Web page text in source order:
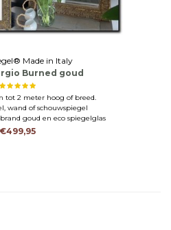
Made in Italy
Burned goud
tot 2 meter hoog of breed.
wand of schouwspiegel
goud en eco spiegelglas
€499,95